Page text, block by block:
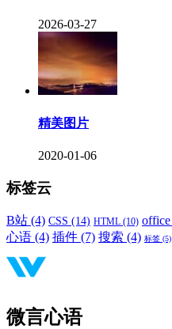
2026-03-27
精美图片
2020-01-06
标签云
B站 (4) CSS (14) HTML (10) office
心语 (4) 插件 (7) 搜索 (4) 标签 (5)
微言心语